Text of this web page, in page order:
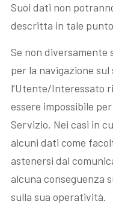
Suoi dati non
descritta in tale
Se non
per la navigazione
l’Utente/Interessato
essere impossibile
Servizio. Nei casi in
alcuni dati come
astenersi dal
alcuna conseguenza
sulla sua operatività.